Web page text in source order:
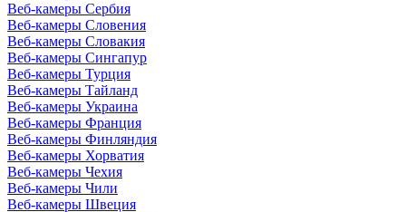
Веб-камеры Сербия
Веб-камеры Словения
Веб-камеры Словакия
Веб-камеры Сингапур
Веб-камеры Турция
Веб-камеры Тайланд
Веб-камеры Украина
Веб-камеры Франция
Веб-камеры Финляндия
Веб-камеры Хорватия
Веб-камеры Чехия
Веб-камеры Чили
Веб-камеры Швеция